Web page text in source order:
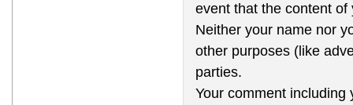
event that the content
Neither your name nor
other purposes (like
parties.
Your comment including